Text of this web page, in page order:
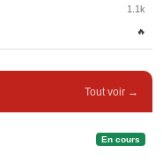
1.1k
🔥
Tout voir →
En cours